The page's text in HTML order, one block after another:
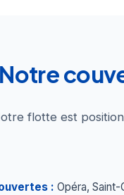
Notre
flotte est
: Opéra,